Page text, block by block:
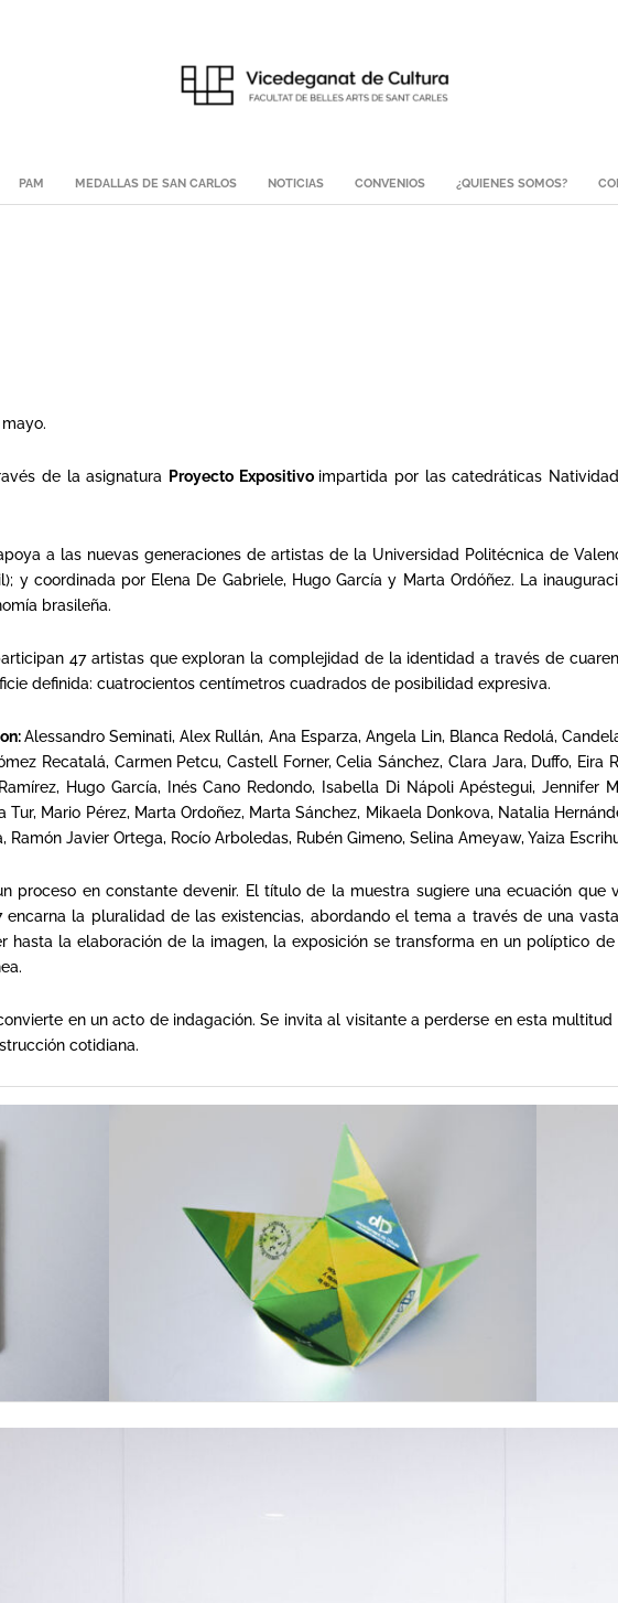
PAM MEDALLAS DE SAN CARLOS NOTICIAS CONVENIOS ¿QUIENES SOMOS?
de la asignatura Proyecto Expositivo impartida por las catedráticas
a las nuevas generaciones de artistas de la Universidad Politécnica de
y coordinada por Elena De Gabriele, Hugo García y Marta Ordóñez. La
brasileña.
47 artistas que exploran la complejidad de la identidad a través de
definida: cuatrocientos centímetros cuadrados de posibilidad expresiva.
Alessandro Seminati, Alex Rullán, Ana Esparza, Angela Lin, Blanca Redolá,
Recatalá, Carmen Petcu, Castell Forner, Celia Sánchez, Clara Jara, Duffo, Eira
Hugo García, Inés Cano Redondo, Isabella Di Nápoli Apéstegui, Jennifer
Tur, Mario Pérez, Marta Ordoñez, Marta Sánchez, Mikaela Donkova, Natalia
Javier Ortega, Rocío Arboledas, Rubén Gimeno, Selina Ameyaw, Yaiza
proceso en constante devenir. El título de la muestra sugiere una ecuación
la pluralidad de las existencias, abordando el tema a través de una
hasta la elaboración de la imagen, la exposición se transforma en un políptico
en un acto de indagación. Se invita al visitante a perderse en esta
cotidiana.